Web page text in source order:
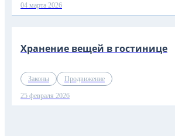
04 марта 2026
Хранение вещей в гостинице
Законы Продвижение
25 февраля 2026